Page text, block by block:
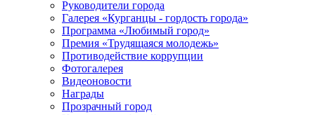
Руководители города
Галерея «Курганцы - гордость города»
Программа «Любимый город»
Премия «Трудящаяся молодежь»
Противодействие коррупции
Фотогалерея
Видеоновости
Награды
Прозрачный город